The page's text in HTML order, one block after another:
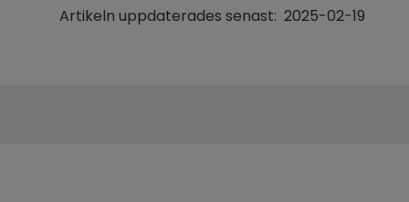
Artikeln uppdaterades senast: 2025-02-19